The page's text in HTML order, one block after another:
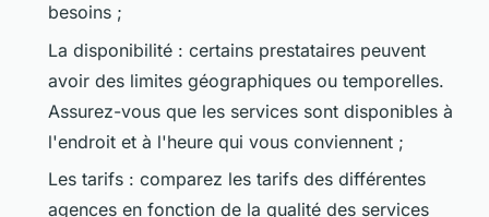
besoins ;
La disponibilité : certains prestataires peuvent
avoir des limites géographiques ou temporelles.
Assurez-vous que les services sont disponibles à
l'endroit et à l'heure qui vous conviennent ;
Les tarifs : comparez les tarifs des différentes
agences en fonction de la qualité des services